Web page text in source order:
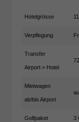
Hotelgrösse
Verpflegung
Transfer
Airport > Hotel
Mietwagen
ab/bis Airport
Golfpaket 3